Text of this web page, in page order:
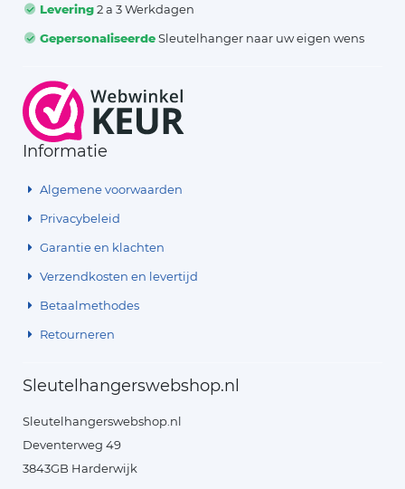
Levering2 a 3 Werkdagen
GepersonaliseerdeSleutelhanger naar uw eigen wens
Informatie
Algemene voorwaarden
Privacybeleid
Garantie en klachten
Verzendkosten en levertijd
Betaalmethodes
Retourneren
Sleutelhangerswebshop.nl
Sleutelhangerswebshop.nl
Deventerweg 49
3843GB Harderwijk